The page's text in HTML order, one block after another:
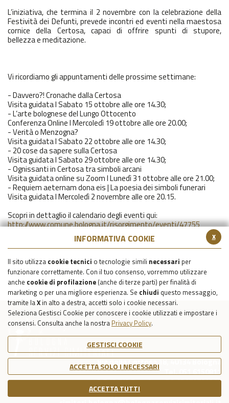
x
INFORMATIVA COOKIE
Il sito utilizza cookie tecnici o tecnologie simili necessari per
funzionare correttamente. Con il tuo consenso, vorremmo utilizzare
anche cookie di profilazione (anche di terze parti) per finalità di
marketing o per una migliore esperienza. Se chiudi questo messaggio,
tramite laX in alto a destra, accetti solo i cookie necessari.
Seleziona Gestisci Cookie per conoscere i cookie utilizzati e impostare i
consensi. Consulta anche la nostra Privacy Policy.
GESTISCI COOKIE
ACCETTA SOLO I NECESSARI
ACCETTA TUTTI
L’iniziativa, che termina il 2 novembre con la celebrazione della
Festività dei Defunti, prevede incontri ed eventi nella maestosa
cornice della Certosa, capaci di offrire spunti di stupore,
bellezza e meditazione.
Vi ricordiamo gli appuntamenti delle prossime settimane:
- Davvero?! Cronache dalla Certosa
Visita guidata I Sabato 15 ottobre alle ore 14.30;
- L’arte bolognese del Lungo Ottocento
Conferenza Online I Mercoledì 19 ottobre alle ore 20.00;
- Verità o Menzogna?
Visita guidata I Sabato 22 ottobre alle ore 14.30;
- 20 cose da sapere sulla Certosa
Visita guidata I Sabato 29 ottobre alle ore 14.30;
- Ognissanti in Certosa tra simboli arcani
Visita guidata online su Zoom I Lunedì 31 ottobre alle ore 21.00;
- Requiem aeternam dona eis | La poesia dei simboli funerari
Visita guidata I Mercoledì 2 novembre alle ore 20.15.
Scopri in dettaglio il calendario degli eventi qui:
http://www.comune.bologna.it/risorgimento/eventi/47755
Via della Certosa 18, 40134 Bologna
Tel. 051 6150811
C.F./P.IVA Reg. Imp. BO 03079781203
Capitale Sociale Int. Vers. €39.215,69